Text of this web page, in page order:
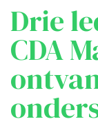
Drie
CDA